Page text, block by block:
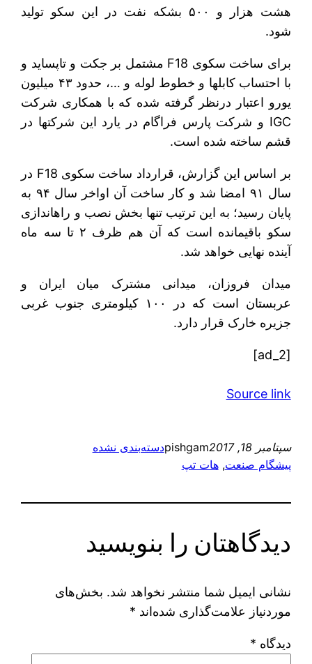
هشت هزار و ۵۰۰ بشکه نفت در این سکو تولید
شود.
برای ساخت سکوی F18 مشتمل بر جکت و تاپ‎ساید و
با احتساب کابل‎ها و خطوط لوله و …، حدود ۴۳ میلیون
یورو اعتبار درنظر گرفته شده که با همکاری شرکت
IGC و شرکت پارس فراگام در یارد این شرکت‎ها در
قشم ساخته شده است.
بر اساس این گزارش، قرارداد ساخت سکوی F18 در
سال ۹۱ امضا شد و کار ساخت آن اواخر سال ۹۴ به
پایان رسید؛ به این ترتیب تنها بخش نصب و راه‎اندازی
سکو باقیمانده است که آن هم ظرف ۲ تا سه ماه
آینده نهایی خواهد شد.
میدان فروزان، میدانی مشترک میان ایران و
عربستان است که در ۱۰۰ کیلومتری جنوب غربی
جزیره خارک قرار دارد.
[ad_2]
Source link
سپتامبر 18, 2017 pishgamدسته‌بندی نشده
پیشگام صنعت, هات تپ
دیدگاهتان را بنویسید
نشانی ایمیل شما منتشر نخواهد شد. بخش‌های
موردنیاز علامت‌گذاری شده‌اند *
دیدگاه *